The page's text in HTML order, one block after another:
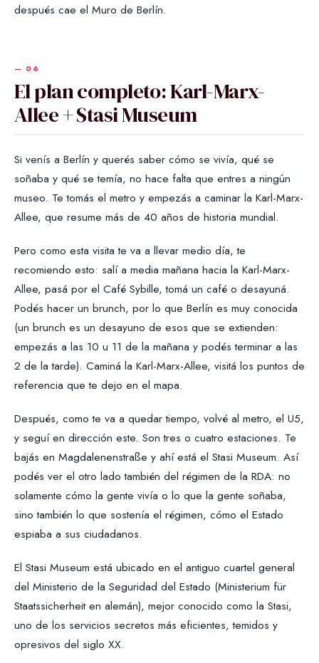
después cae el Muro de Berlín.
El plan completo: Karl-Marx-
Allee + Stasi Museum
Si venís a Berlín y querés saber cómo se vivía, qué se
soñaba y qué se temía, no hace falta que entres a ningún
museo. Te tomás el metro y empezás a caminar la Karl-Marx-
Allee, que resume más de 40 años de historia mundial.
Pero como esta visita te va a llevar medio día, te
recomiendo esto: salí a media mañana hacia la Karl-Marx-
Allee, pasá por el Café Sybille, tomá un café o desayuná.
Podés hacer un brunch, por lo que Berlín es muy conocida
(un brunch es un desayuno de esos que se extienden:
empezás a las 10 u 11 de la mañana y podés terminar a las
2 de la tarde). Caminá la Karl-Marx-Allee, visitá los puntos de
referencia que te dejo en el mapa.
Después, como te va a quedar tiempo, volvé al metro, el U5,
y seguí en dirección este. Son tres o cuatro estaciones. Te
bajás en Magdalenenstraße y ahí está el Stasi Museum. Así
podés ver el otro lado también del régimen de la RDA: no
solamente cómo la gente vivía o lo que la gente soñaba,
sino también lo que sostenía el régimen, cómo el Estado
espiaba a sus ciudadanos.
El Stasi Museum está ubicado en el antiguo cuartel general
del Ministerio de la Seguridad del Estado (Ministerium für
Staatssicherheit en alemán), mejor conocido como la Stasi,
uno de los servicios secretos más eficientes, temidos y
opresivos del siglo XX.